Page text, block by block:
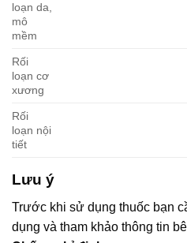
loạn da,
mô
mềm
Rối
loạn cơ
xương
Rối
loạn nội
tiết
Lưu ý
Trước khi sử dụng thuốc bạn
dụng và tham khảo thông tin